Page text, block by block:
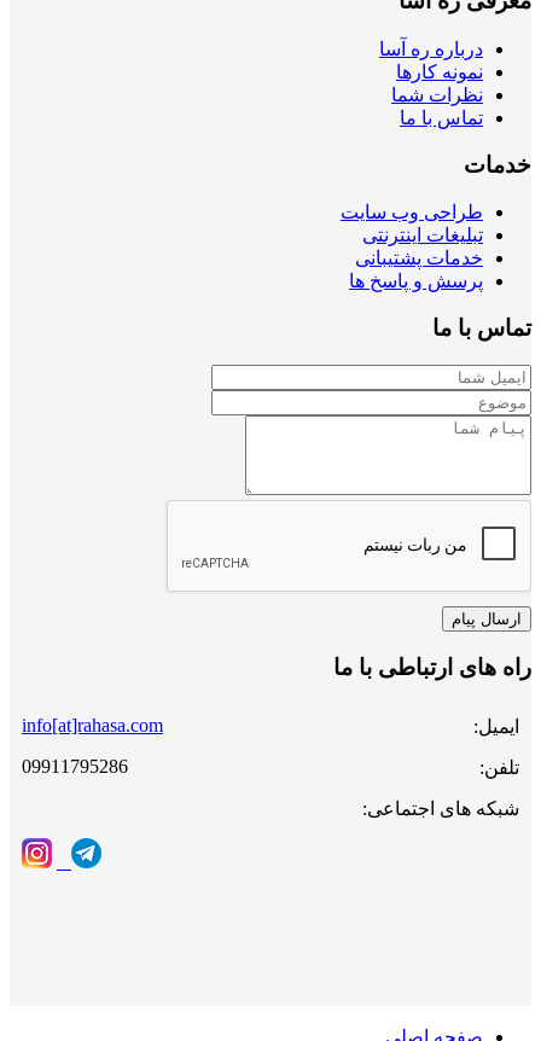
درباره ره آسا
نمونه کارها
نظرات شما
تماس با ما
خدمات
طراحی وب سایت
تبلیغات اینترنتی
خدمات پشتیبانی
پرسش و پاسخ ها
تماس با ما
راه های ارتباطی با ما
ایمیل: info[at]rahasa.com
تلفن: 09911795286
شبکه های اجتماعی: